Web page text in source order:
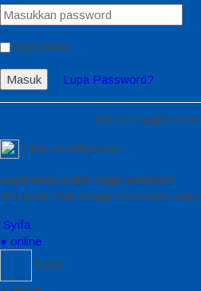
Ingat Saya
Masuk Lupa Password?
Belum menjadi
Chat via Whatsapp
saya mau order toga wisuda?
Klik untuk chat dengan customer
Syifa
● online
Syifa